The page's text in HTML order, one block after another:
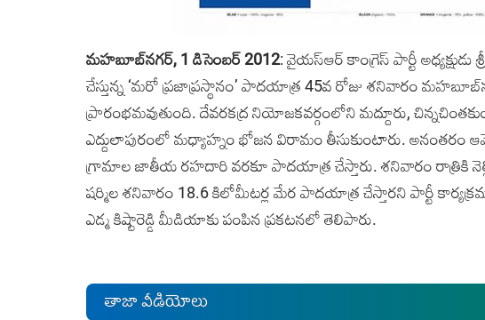
మహబూబ్‌నగర్,‌ 1 డిసెంబర్ ‌2012: వైయస్‌ఆర్ కాంగ్రె‌స్ పార్టీ
చేస్తున్న ‘మరో ప్రజాప్రస్థానం’ పాదయాత్ర 45వ రోజు శనివారం
ప్రారంభమవుతుంది. దేవరకద్ర నియోజకవర్గంలోని మద్దూరు,
ఎద్దులాపురంలో మధ్యాహ్నం భోజన విరామం తీసుకుంటారు. అనంతరం
గ్రామాల జాతీయ రహదారి వరకూ పాదయాత్ర చేస్తారు. శనివారం రాత్రికి
షర్మిల శనివారం 18.6 కిలోమీటర్ల మేర పాదయాత్ర చేస్తారని పార్టీ
ఎడ్మ కిష్టారెడ్డి‌ మీడియాకు పంపిన ప్రకటనలో తెలిపారు.
తాజా వీడియోలు